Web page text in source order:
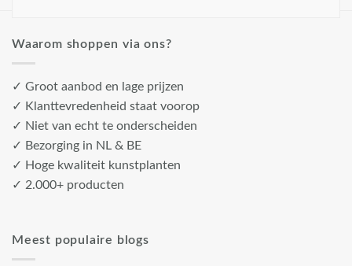
Waarom shoppen via ons?
✓ Groot aanbod en lage prijzen
✓ Klanttevredenheid staat voorop
✓ Niet van echt te onderscheiden
✓ Bezorging in NL & BE
✓ Hoge kwaliteit kunstplanten
✓ 2.000+ producten
Meest populaire blogs